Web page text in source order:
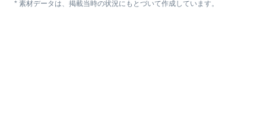
* 素材データは、掲載当時の状況にもとづいて作成しています。